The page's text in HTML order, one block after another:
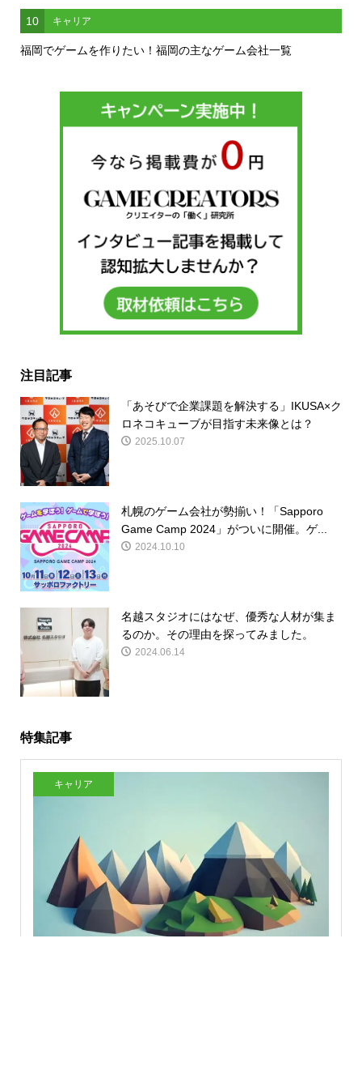
10 キャリア
福岡でゲームを作りたい！福岡の主なゲーム会社一覧
注目記事
「あそびで企業課題を解決する」IKUSA×ク
ロネコキューブが目指す未来像とは？
2025.10.07
札幌のゲーム会社が勢揃い！「Sapporo
Game Camp 2024」がついに開催。ゲ...
2024.10.10
名越スタジオにはなぜ、優秀な人材が集ま
るのか。その理由を探ってみました。
2024.06.14
特集記事
キャリア